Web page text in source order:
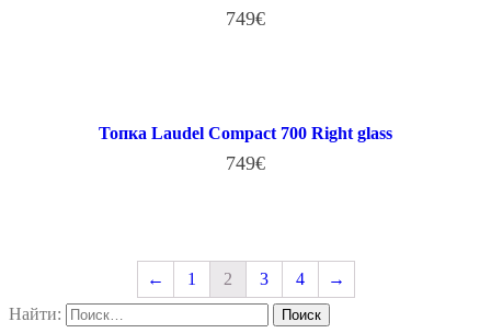
749€
Топка Laudel Compact 700 Right glass
749€
← 1 2 3 4
→
Найти: